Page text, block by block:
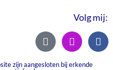
Volg mij:
zijn aangesloten bij erkende